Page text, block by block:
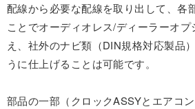
配線から必要な配線を取り出して、各
ことでオーディオレス/ディーラーオ
え、社外のナビ類（DIN規格対応製品
うに仕上げることは可能です。
部品の一部（クロックASSYとエアコ